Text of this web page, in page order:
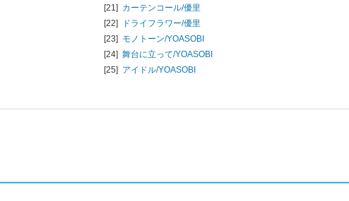
[21] カーテンコール/優里
[22]
ドライフラワー/優里
[23] モノトーン/YOASOBI
[24] 舞台に立って/YOASOBI
[25] アイドル/YOASOBI